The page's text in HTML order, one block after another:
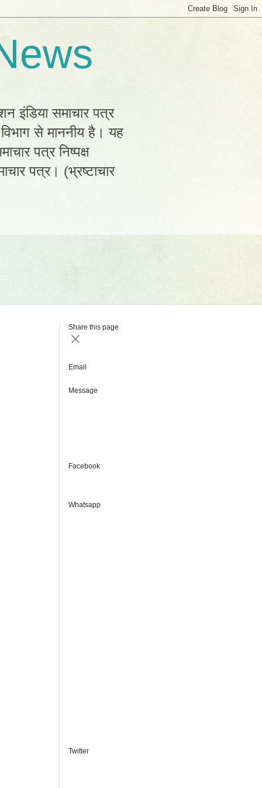
इंडिया समाचार पत्र
से माननीय है। यह
पत्र निष्पक्ष
पत्र। (भ्रष्टाचार
Share this page
Email
Message
Facebook
Whatsapp
Twitter